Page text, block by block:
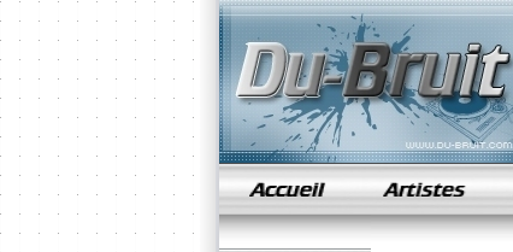
samples de rap